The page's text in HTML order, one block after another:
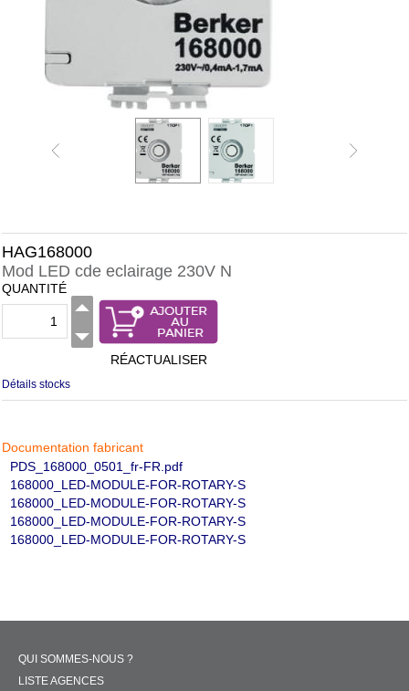
HAG168000
Mod LED cde eclairage 230V N
QUANTITÉ
RÉACTUALISER
Détails stocks
Documentation fabricant
PDS_168000_0501_fr-FR.pdf
168000_LED-MODULE-FOR-ROTARY-S
168000_LED-MODULE-FOR-ROTARY-S
168000_LED-MODULE-FOR-ROTARY-S
168000_LED-MODULE-FOR-ROTARY-S
QUI SOMMES-NOUS ?
LISTE AGENCES